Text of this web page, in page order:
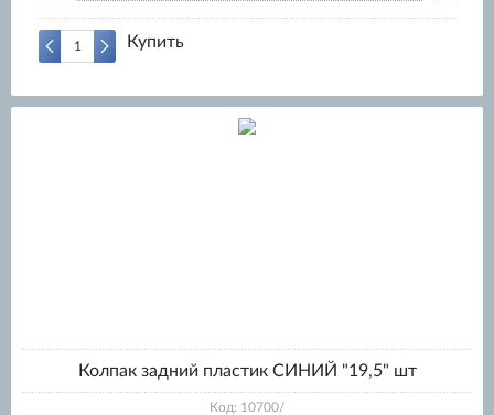
Купить
Колпак задний пластик СИНИЙ "19,5" шт
Код: 10700/